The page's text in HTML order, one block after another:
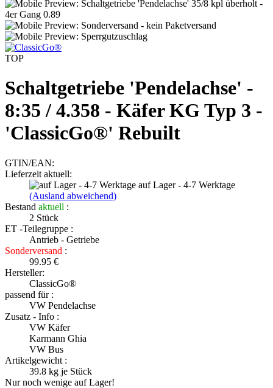
TOP
Schaltgetriebe 'Pendelachse' -
8:35 / 4.358 - Käfer KG Typ 3 -
'ClassicGo®' Rebuilt
GTIN/EAN:
Lieferzeit aktuell:
auf Lager - 4-7 Werktage
(Ausland abweichend)
Bestand aktuell :
2 Stück
ET -Teilegruppe :
Antrieb - Getriebe
Sonderversand :
99.95 €
Hersteller:
ClassicGo®
passend für :
VW Pendelachse
Zusatz - Info :
VW Käfer
Karmann Ghia
VW Bus
Artikelgewicht :
39.8 kg je Stück
Nur noch wenige auf Lager!